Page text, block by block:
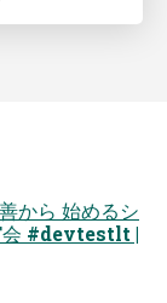
から 始めるシ
会 #devtestlt |